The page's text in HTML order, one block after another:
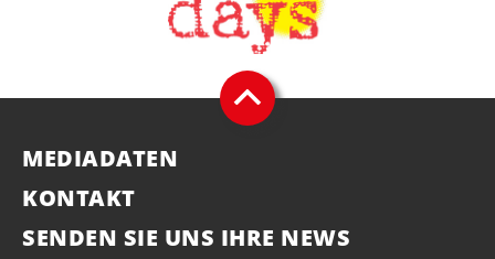
MEDIADATEN
KONTAKT
SENDEN SIE UNS IHRE NEWS